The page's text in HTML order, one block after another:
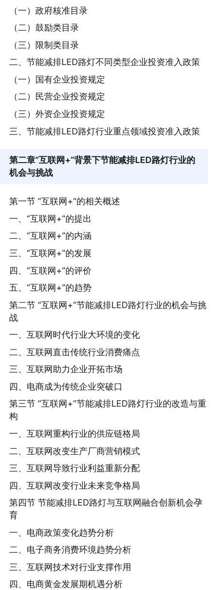
（一）政府核准目录
（二）鼓励类目录
（三）限制类目录
二、节能减排LED路灯不同类型企业投资准入政策
（一）国有企业投资规定
（二）民营企业投资规定
（三）外资企业投资规定
三、节能减排LED路灯行业重点领域投资准入政策
第二章“互联网+”背景下节能减排LED路灯行业的
机会与挑战
第一节 “互联网+”的相关概述
一、“互联网+”的提出
二、“互联网+”的内涵
三、“互联网+”的发展
四、“互联网+”的评价
五、“互联网+”的趋势
第二节 “互联网+”节能减排LED路灯行业的机会与挑
战
一、互联网时代行业大环境的变化
二、互联网直击传统行业消费痛点
三、互联网助力企业开拓市场
四、电商成为传统企业突破口
第三节 “互联网+”节能减排LED路灯行业的改造与重
构
一、互联网重构行业的供应链格局
二、互联网改变生产厂商营销模式
三、互联网导致行业利益重新分配
四、互联网改变行业未来竞争格局
第四节 节能减排LED路灯与互联网融合创新机会孕
育
一、电商政策变化趋势分析
二、电子商务消费环境趋势分析
三、互联网技术对行业支撑作用
四、电商黄金发展期机遇分析